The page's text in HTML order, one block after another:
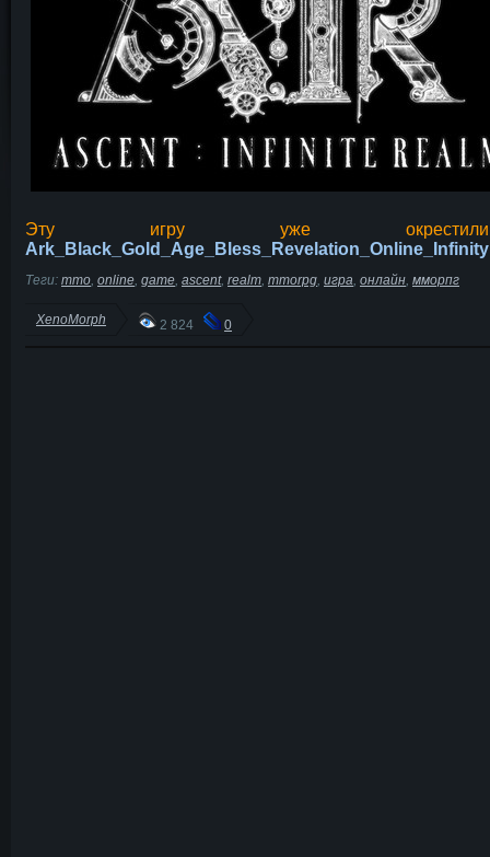
Эту игру уже
Ark_Black_Gold_Age_Bless_Revelation_Online_Infinity
Теги: mmo online game ascent, realm mmorpg игра онлайн мморпг
XenoMorph 2 824 0